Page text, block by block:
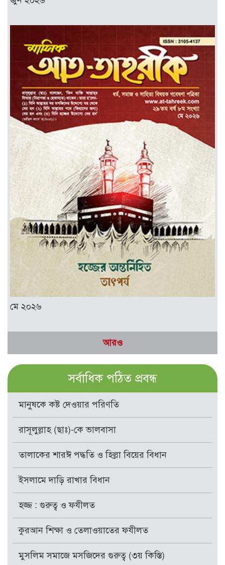
মে ২০২৬
আরও
সর্বাধিক পঠিত প্রবন্ধ
মানুষকে কষ্ট দেওয়ার পরিণতি
রাসূলুল্লাহ (ছাঃ)-কে ভালবাসা
তালাকের শারঈ পদ্ধতি ও হিল্লা বিয়ের বিধান
ইসলামে দাড়ি রাখার বিধান
হজ্জ : গুরুত্ব ও ফযীলত
কুরআন শিক্ষা ও তেলাওয়াতের ফযীলত
মুসলিম সমাজে মসজিদের গুরুত্ব (৩য় কিস্তি)